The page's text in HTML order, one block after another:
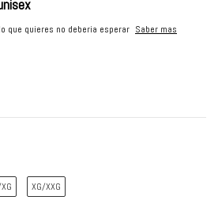
lo que quieres no deberia esperar Saber mas
XG/XXG